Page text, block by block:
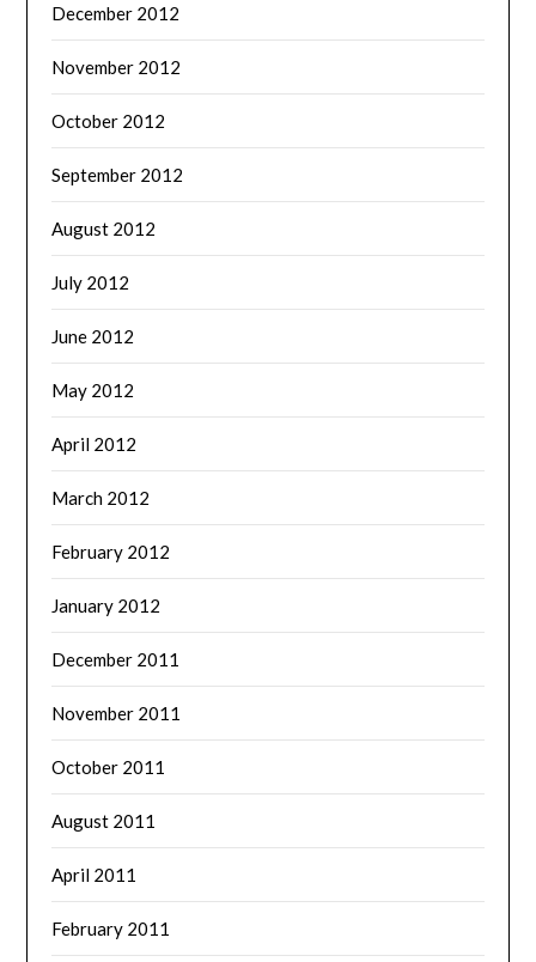
December 2012
November 2012
October 2012
September 2012
August 2012
July 2012
June 2012
May 2012
April 2012
March 2012
February 2012
January 2012
December 2011
November 2011
October 2011
August 2011
April 2011
February 2011